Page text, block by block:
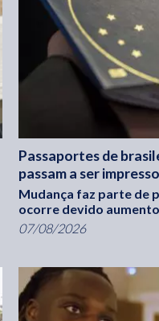
Passaportes de
passam a ser
Mudança faz parte de
ocorre devido
07/08/2026